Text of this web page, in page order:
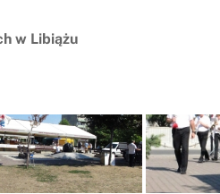
w Libiążu